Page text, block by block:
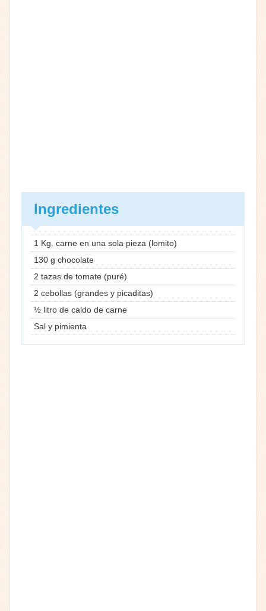
Ingredientes
1 Kg. carne en una sola pieza (lomito)
130 g chocolate
2 tazas de tomate (puré)
2 cebollas (grandes y picaditas)
½ litro de caldo de carne
Sal y pimienta